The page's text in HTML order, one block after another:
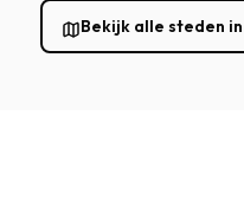
Bekijk alle steden